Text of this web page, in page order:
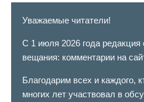
Уважаемые читатели!
С 1 июля 2026 года
вещания: комментарии на
Благодарим всех и каждого,
многих лет участвовал в